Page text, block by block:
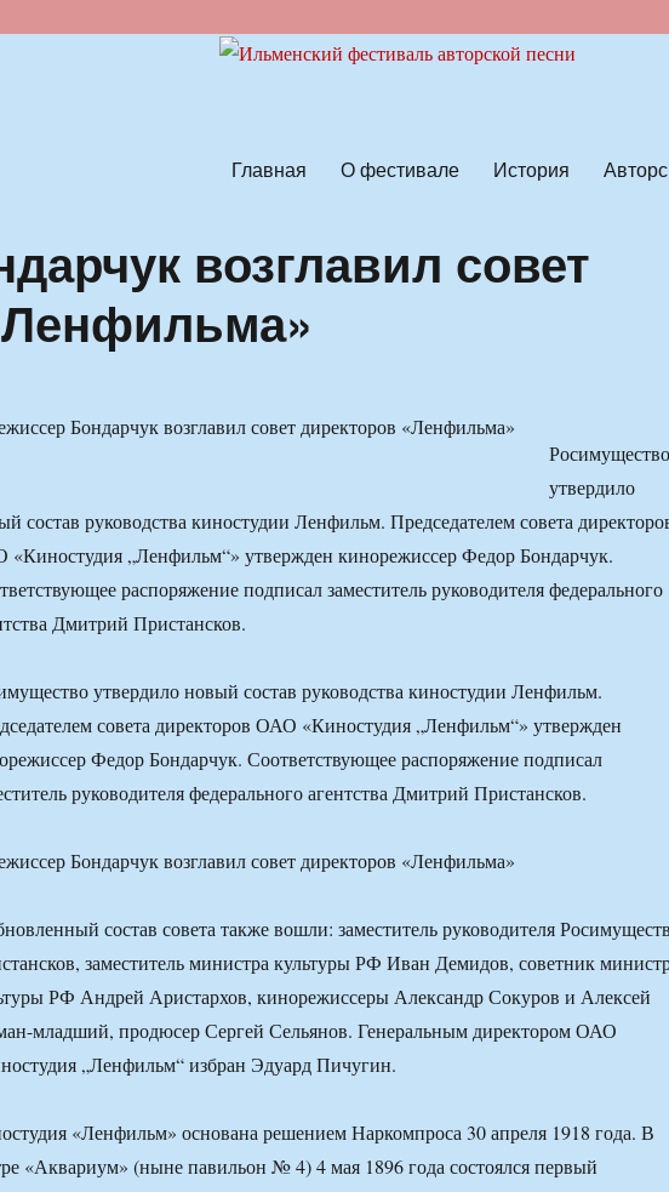
Главная О фестивале История
возглавил совет
Росимущество
утвердило
состав руководства киностудии Ленфильм. Председателем совета
„Ленфильм“» утвержден кинорежиссер Федор Бондарчук.
распоряжение подписал заместитель руководителя федерального
Дмитрий Пристансков.
утвердило новый состав руководства киностудии Ленфильм.
совета директоров ОАО «Киностудия „Ленфильм“» утвержден
Федор Бондарчук. Соответствующее распоряжение подписал
руководителя федерального агентства Дмитрий Пристансков.
состав совета также вошли: заместитель руководителя
заместитель министра культуры РФ Иван Демидов, советник
РФ Андрей Аристархов, кинорежиссеры Александр Сокуров и Алексей
младший, продюсер Сергей Сельянов. Генеральным директором ОАО
„Ленфильм“ избран Эдуард Пичугин.
«Ленфильм» основана решением Наркомпроса 30 апреля 1918 года. В
«Аквариум» (ныне павильон № 4) 4 мая 1896 года состоялся первый